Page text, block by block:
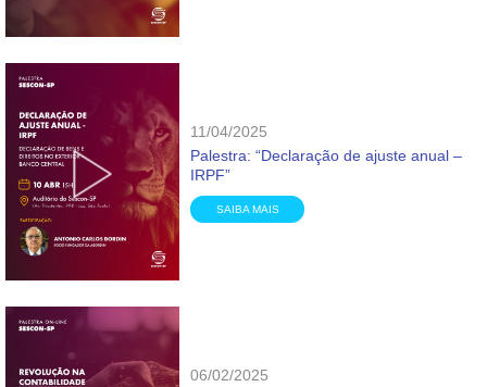
11/04/2025
Palestra: “Declaração de ajuste anual –
IRPF”
SAIBA MAIS
06/02/2025